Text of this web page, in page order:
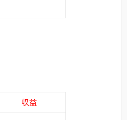
収益